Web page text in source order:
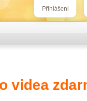
Přihlášení
Kurzy účetnictví
videa